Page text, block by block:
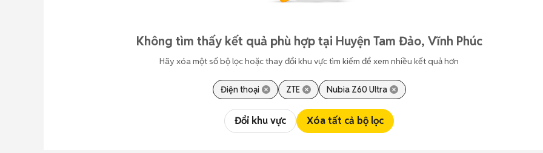
Không tìm thấy kết quả phù hợp tại Huyện Tam Đảo, Vĩnh Phúc
Hãy xóa một số bộ lọc hoặc thay đổi khu vực tìm kiếm để xem nhiều kết quả hơn
Điện thoại ZTE Nubia Z60 Ultra
Đổi khu vực Xóa tất cả bộ lọc